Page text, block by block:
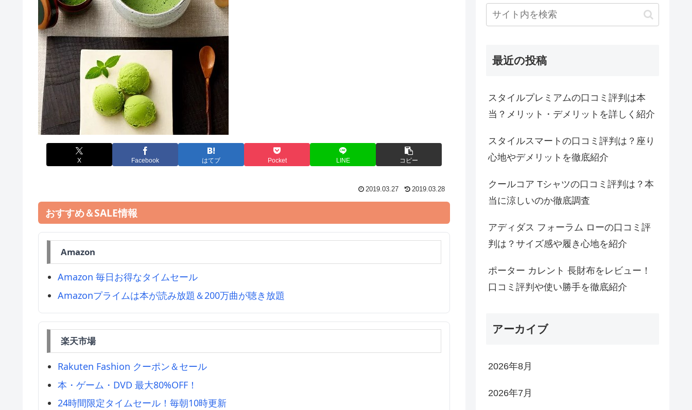
X Facebook はてブ Pocket LINE コピー
2019.03.27 2019.03.28
おすすめ＆SALE情報
Amazon
Amazon 毎日お得なタイムセール
Amazonプライムは本が読み放題＆200万曲が聴き放題
楽天市場
Rakuten Fashion クーポン＆セール
本・ゲーム・DVD 最大80%OFF！
24時間限定タイムセール！毎朝10時更新
最近の投稿
スタイルプレミアムの口コミ評判は本
当？メリット・デメリットを詳しく紹介
スタイルスマートの口コミ評判は？座り
心地やデメリットを徹底紹介
クールコア Tシャツの口コミ評判は？本
当に涼しいのか徹底調査
アディダス フォーラム ローの口コミ評
判は？サイズ感や履き心地を紹介
ポーター カレント 長財布をレビュー！
口コミ評判や使い勝手を徹底紹介
アーカイブ
2026年8月
2026年7月